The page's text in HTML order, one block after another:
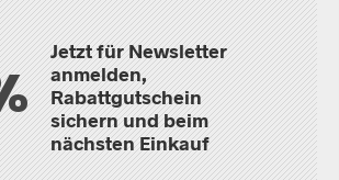
Jetzt für Newsletter
anmelden,
Rabattgutschein
sichern und beim
nächsten Einkauf